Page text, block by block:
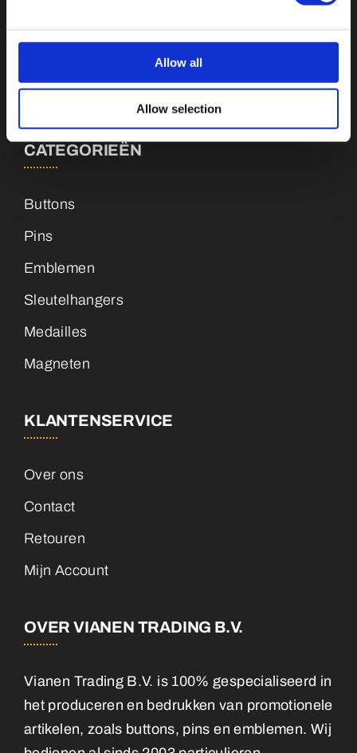
Allow all
Allow selection
+31 (0)34 8407 089
CATEGORIEËN
Buttons
Pins
Emblemen
Sleutelhangers
Medailles
Magneten
KLANTENSERVICE
Over ons
Contact
Retouren
Mijn Account
OVER VIANEN TRADING B.V.
Vianen Trading B.V. is 100% gespecialiseerd in
het produceren en bedrukken van promotionele
artikelen, zoals buttons, pins en emblemen. Wij